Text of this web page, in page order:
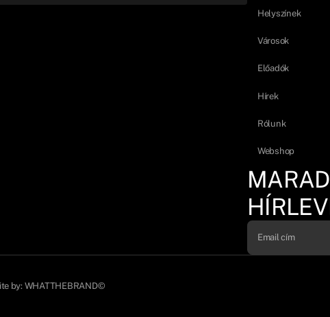
Helyszínek
Városok
Előadók
Hírek
Rólunk
Webshop
by: WHATTHEBRAND©